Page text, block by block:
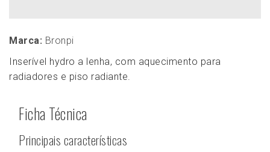
Marca: Bronpi
Inserível hydro a lenha, com aquecimento para
radiadores e piso radiante.
Ficha Técnica
Principais características